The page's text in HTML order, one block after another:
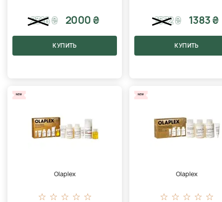
2316₴ 2000 ₴
КУПИТЬ
1572₴ 1383 ₴
КУПИТЬ
NEW
Olaplex
NEW
Olaplex